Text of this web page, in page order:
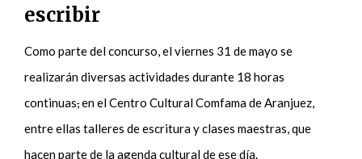
escribir
Como parte del concurso, el viernes 31 de mayo se
realizarán diversas actividades durante 18 horas
continuas,en el Centro Cultural Comfama de Aranjuez,
entre ellas talleres de escritura y clases maestras, que
hacen parte de la agenda cultural de ese día.